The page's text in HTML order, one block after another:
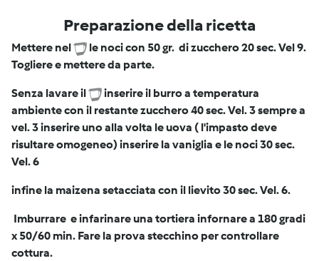
Preparazione della ricetta
Mettere nel
le noci con 50 gr. di zucchero 20 sec. Vel 9.
Togliere e mettere da parte.
Senza lavare il
inserire il burro a temperatura
ambiente con il restante zucchero 40 sec. Vel. 3 sempre a
vel. 3 inserire uno alla volta le uova ( l'impasto deve
risultare omogeneo) inserire la vaniglia e le noci 30 sec.
Vel. 6
infine la maizena setacciata con il lievito 30 sec. Vel. 6.
Imburrare e infarinare una tortiera infornare a 180 gradi
x 50/60 min. Fare la prova stecchino per controllare
cottura.